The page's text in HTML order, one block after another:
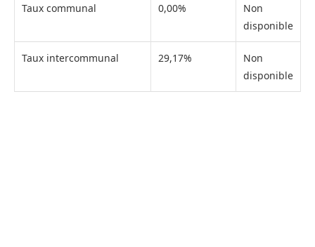
Taux communal 0,00%
Non
disponible
Taux intercommunal 29,17%
Non
disponible